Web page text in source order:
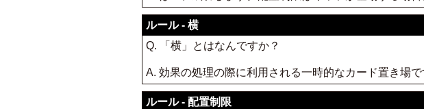
ルール - 横
Q. 「横」とはなんですか？
A. 効果の処理の際に利用される一時的なカード置き場
ルール - 配置制限